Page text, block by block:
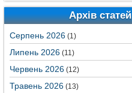
Архів статей
Серпень 2026(1)
Липень 2026(11)
Червень 2026(12)
Травень 2026(13)